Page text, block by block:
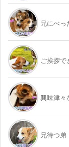
兄にべっ
ご挨拶で
興味津々
兄待つ弟